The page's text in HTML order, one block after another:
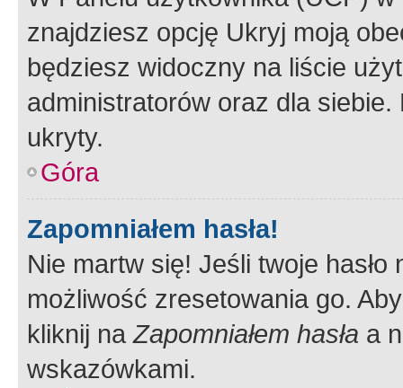
znajdziesz opcję Ukryj moją
będziesz widoczny na liście
administratorów oraz dla
ukryty.
Góra
Zapomniałem hasła!
Nie martw się! Jeśli twoje
możliwość zresetowania go.
kliknij naZapomniałem hasła a
wskazówkami.